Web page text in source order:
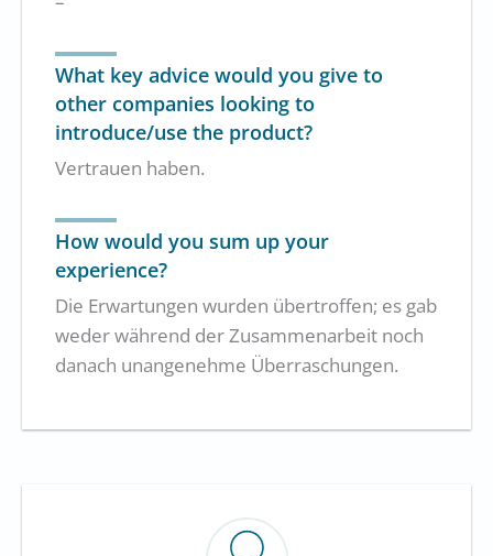
What key advice would you give to
other companies looking to
introduce/use the product?
Vertrauen haben.
How would you sum up your
experience?
Die Erwartungen wurden übertroffen; es gab
weder während der Zusammenarbeit noch
danach unangenehme Überraschungen.